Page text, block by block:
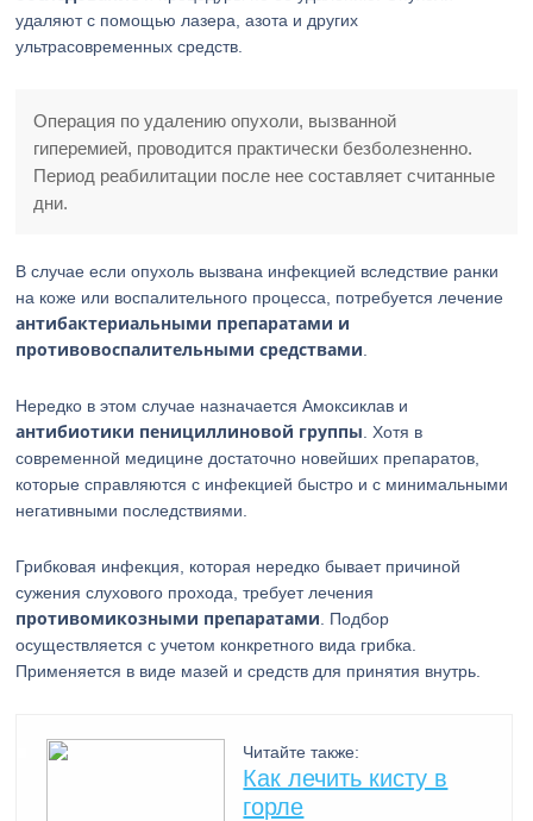
удаляют с помощью лазера, азота и других
ультрасовременных средств.
Операция по удалению опухоли, вызванной
гиперемией, проводится практически безболезненно.
Период реабилитации после нее составляет считанные
дни.
В случае если опухоль вызвана инфекцией вследствие ранки
на коже или воспалительного процесса, потребуется лечение
антибактериальными препаратами и
противовоспалительными средствами
Нередко в этом случае назначается Амоксиклав и
антибиотики пенициллиновой группы . Хотя в
современной медицине достаточно новейших препаратов,
которые справляются с инфекцией быстро и с минимальными
негативными последствиями.
Грибковая инфекция, которая нередко бывает причиной
сужения слухового прохода, требует лечения
противомикозными препаратами . Подбор
осуществляется с учетом конкретного вида грибка.
Применяется в виде мазей и средств для принятия внутрь.
Читайте также:
Как лечить кисту в
горле